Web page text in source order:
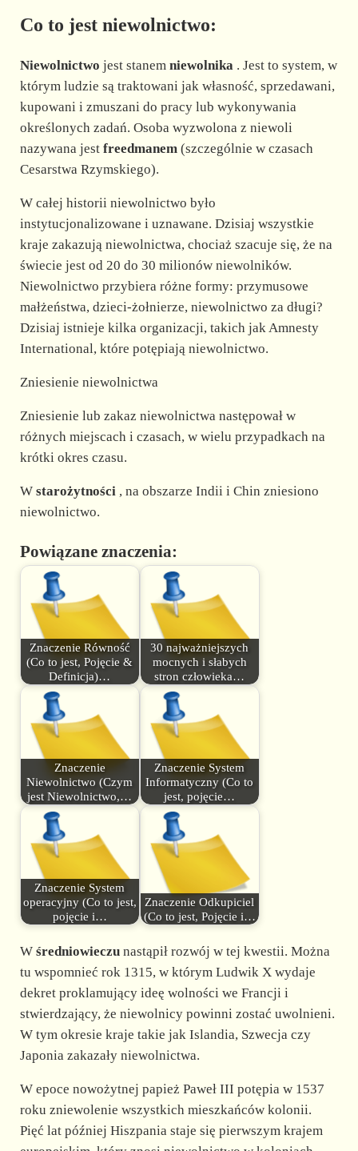
V
i
d
e
o
Co to jest niewolnictwo:
Niewolnictwo jest stanem niewolnika. Jest to system, w
którym ludzie są traktowani jak własność, sprzedawani,
kupowani i zmuszani do pracy lub wykonywania
określonych zadań. Osoba wyzwolona z niewoli
nazywana jest freedmanem(szczególnie w czasach
Cesarstwa Rzymskiego).
W całej historii niewolnictwo było
instytucjonalizowane i uznawane. Dzisiaj wszystkie
kraje zakazują niewolnictwa, chociaż szacuje się, że na
świecie jest od 20 do 30 milionów niewolników.
Niewolnictwo przybiera różne formy: przymusowe
małżeństwa, dzieci-żołnierze, niewolnictwo za długi?
Dzisiaj istnieje kilka organizacji, takich jak Amnesty
International, które potępiają niewolnictwo.
Zniesienie niewolnictwa
Zniesienie lub zakaz niewolnictwa następował w
różnych miejscach i czasach, w wielu przypadkach na
krótki okres czasu.
W starożytności, na obszarze Indii i Chin zniesiono
niewolnictwo.
Powiązane znaczenia:
Znaczenie Równość
(Co to jest, Pojęcie &
Definicja)…
30 najważniejszych
mocnych i słabych
stron człowieka…
Znaczenie
Niewolnictwo (Czym
jest Niewolnictwo,…
Znaczenie System
Informatyczny (Co to
jest, pojęcie…
Znaczenie System
operacyjny (Co to jest,
pojęcie i…
Znaczenie Odkupiciel
(Co to jest, Pojęcie i…
W średniowieczunastąpił rozwój w tej kwestii. Można
tu wspomnieć rok 1315, w którym Ludwik X wydaje
dekret proklamujący ideę wolności we Francji i
stwierdzający, że niewolnicy powinni zostać uwolnieni.
W tym okresie kraje takie jak Islandia, Szwecja czy
Japonia zakazały niewolnictwa.
W epoce nowożytnej papież Paweł III potępia w 1537
roku zniewolenie wszystkich mieszkańców kolonii.
Pięć lat później Hiszpania staje się pierwszym krajem